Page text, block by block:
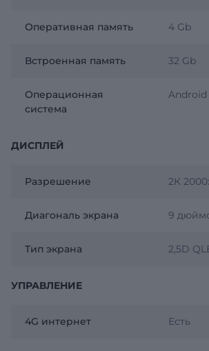
Оперативная память 4 Gb
Встроенная память 32 Gb
Операционная
система
Android
ДИСПЛЕЙ
Разрешение 2К
Диагональ экрана 9
Тип экрана 2,5D
УПРАВЛЕНИЕ
4G интернет Есть